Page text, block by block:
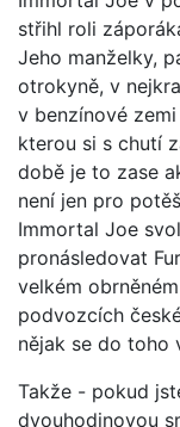
střihl roli
Jeho manželky,
otrokyně, v
v benzínové
kterou si s chutí
době je to zase
není jen pro
Immortal Joe
pronásledovat
velkém
podvozcích
nějak se do toho
Takže - pokud
dvouhodinovou